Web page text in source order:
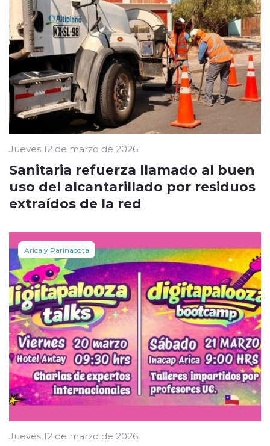
Jueves 12 de marzo de 2026
Sanitaria refuerza llamado al buen
uso del alcantarillado por residuos
extraídos de la red
Arica y Parinacota
Jueves 12 de marzo de 2026